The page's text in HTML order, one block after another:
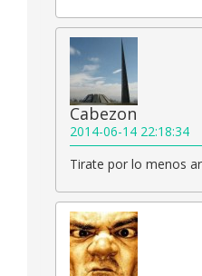
Cabezon
2014-06-14 22:18:34
Tirate por lo menos